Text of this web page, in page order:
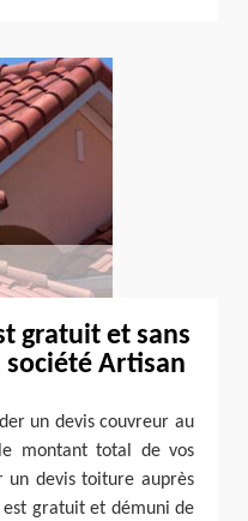
gratuit et sans
société Artisan
un devis couvreur au
montant total de vos
un devis toiture auprès
est gratuit et démuni de